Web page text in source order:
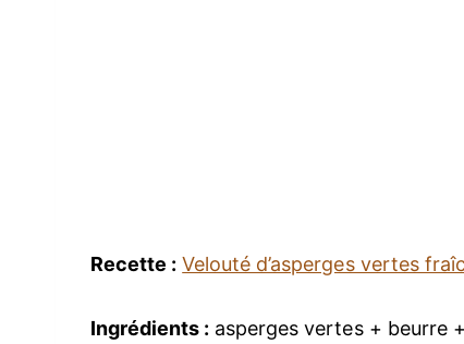
Recette : Velouté d’asperges vertes
Ingrédients : asperges vertes + beurre